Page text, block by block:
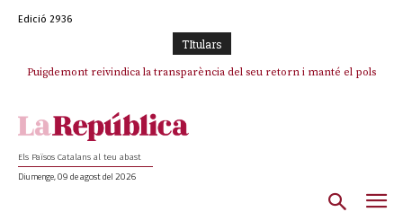
Edició 2936
TItulars
Puigdemont reivindica la transparència del seu retorn i manté el pols
Els Països Catalans al teu abast
Diumenge, 09 de agost del 2026